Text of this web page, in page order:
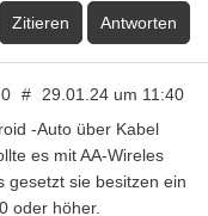
Zitieren Antworten
0 # 29.01.24 um 11:40
-Auto über Kabel
es mit AA-Wireles
gesetzt sie besitzen ein
oder höher.